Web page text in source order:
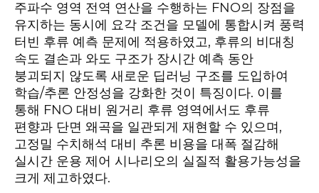
주파수 영역 전역 연산을 수행하는 FNO의 장점을
유지하는 동시에 요각 조건을 모델에 통합시켜 풍력
터빈 후류 예측 문제에 적용하였고, 후류의 비대칭
속도 결손과 와도 구조가 장시간 예측 동안
붕괴되지 않도록 새로운 딥러닝 구조를 도입하여
학습/추론 안정성을 강화한 것이 특징이다. 이를
통해 FNO 대비 원거리 후류 영역에서도 후류
편향과 단면 왜곡을 일관되게 재현할 수 있으며 ,
고정밀 수치해석 대비 추론 비용을 대폭 절감해
실시간 운용 제어 시나리오의 실질적 활용가능성을
크게 제고하였다.